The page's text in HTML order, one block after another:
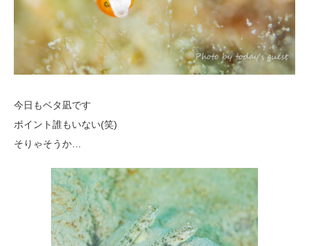
今日もベタ凪です
ポイント誰もいない(笑)
そりゃそうか…